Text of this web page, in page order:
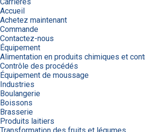
Accueil
Achetez maintenant
Commande
Contactez-nous
Équipement
Alimentation en produits chimiques et
Contrôle des procédés
Équipement de moussage
Industries
Boulangerie
Boissons
Brasserie
Produits laitiers